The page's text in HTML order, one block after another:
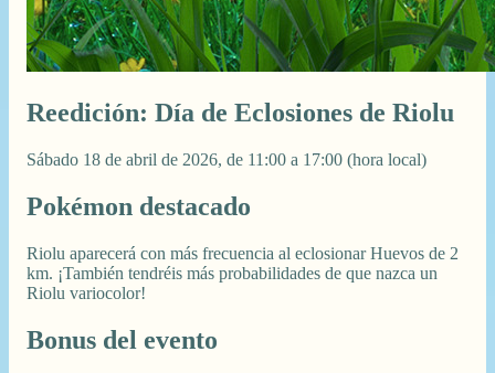
Reedición: Día de Eclosiones de Riolu
Sábado 18 de abril de 2026, de 11:00 a 17:00 (hora local)
Pokémon destacado
Riolu aparecerá con más frecuencia al eclosionar Huevos de 2
km. ¡También tendréis más probabilidades de que nazca un
Riolu variocolor!
Bonus del evento